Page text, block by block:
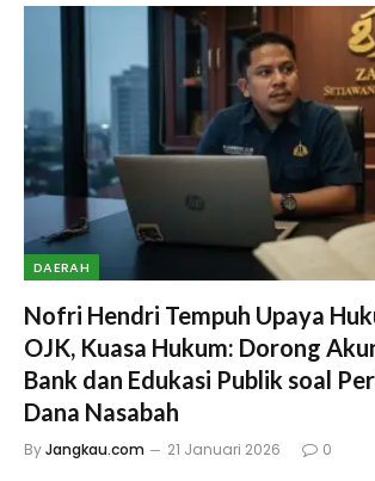
DAERAH
Nofri Hendri Tempuh Upaya
OJK, Kuasa Hukum: Dorong
Bank dan Edukasi Publik soal
Dana Nasabah
ByJangkau.com 21 Januari 2026 0